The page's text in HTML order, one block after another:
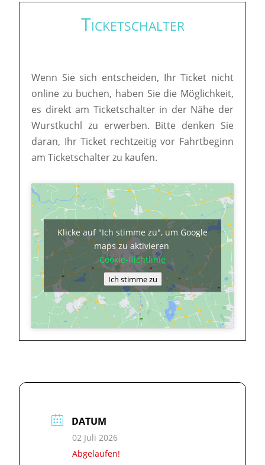
Ticketschalter
Wenn Sie sich entscheiden, Ihr Ticket nicht
online zu buchen, haben Sie die Möglichkeit,
es direkt am Ticketschalter in der Nähe der
Wurstkuchl zu erwerben. Bitte denken Sie
daran, Ihr Ticket rechtzeitig vor Fahrtbeginn
am Ticketschalter zu kaufen.
Klicke auf "Ich stimme zu", um Google
maps zu aktivieren
Cookie-Richtlinie
Ich stimme zu
DATUM
02 Juli 2026
Abgelaufen!